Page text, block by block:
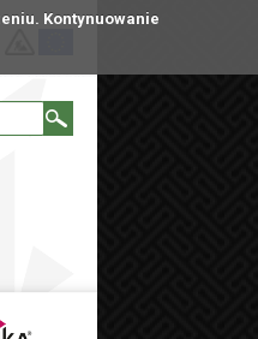
Kontynuowanie